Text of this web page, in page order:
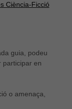
Ciència-Ficció
guia, podeu
participar en
o amenaça,